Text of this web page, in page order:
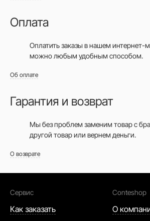
Оплата
Оплатить заказы в нашем интернет-
можно любым удобным способом.
Об оплате
Гарантия и возврат
Мы без проблем заменим товар с
другой товар или вернем деньги.
О возврате
Сервис
Как заказать
Conteshop
О